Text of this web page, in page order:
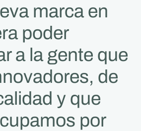
marca en
poder
a la gente que
de
y que
por